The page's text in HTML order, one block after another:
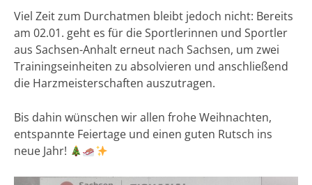
Viel Zeit zum Durchatmen bleibt jedoch nicht: Bereits
am 02.01. geht es für die Sportlerinnen und Sportler
aus Sachsen-Anhalt erneut nach Sachsen, um zwei
Trainingseinheiten zu absolvieren und anschließend
die Harzmeisterschaften auszutragen.
Bis dahin wünschen wir allen frohe Weihnachten,
entspannte Feiertage und einen guten Rutsch ins
neue Jahr!